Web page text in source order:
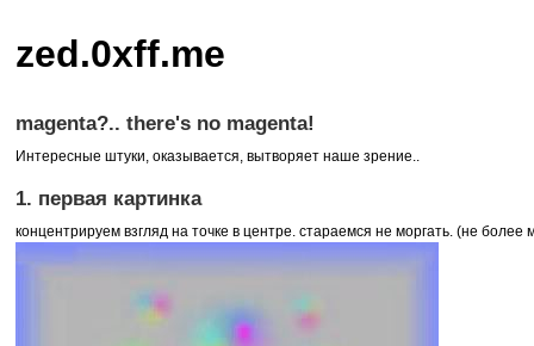
zed.0xff.me
magenta?.. there's no magenta!
Интересные штуки, оказывается, вытворяет наше зрение..
1. первая картинка
концентрируем взгляд на точке в центре. стараемся не моргать. (не более